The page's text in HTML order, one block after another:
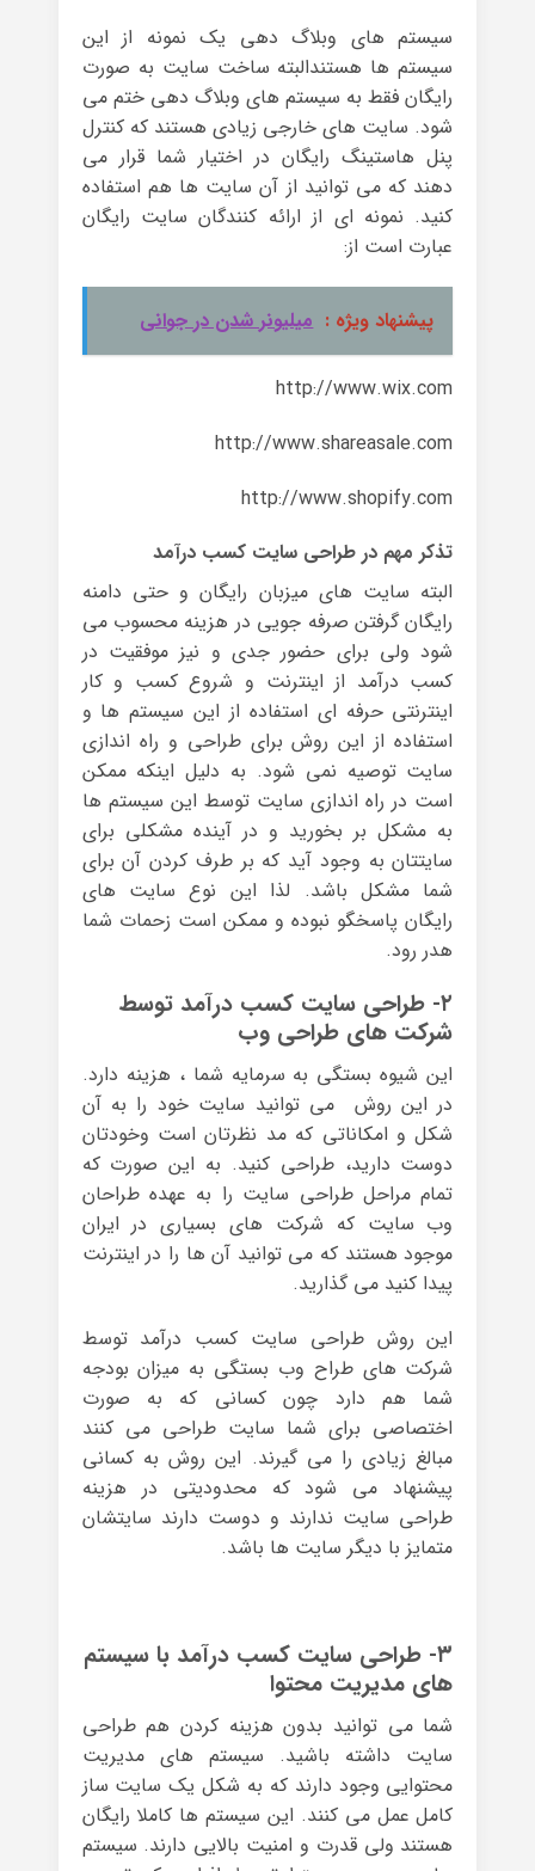
سیستم های وبلاگ دهی یک نمونه از این
سیستم ها هستندالبته ساخت سایت به صورت
رایگان فقط به سیستم های وبلاگ دهی ختم می
شود. سایت های خارجی زیادی هستند که کنترل
پنل هاستینگ رایگان در اختیار شما قرار می
دهند که می توانید از آن سایت ها هم استفاده
کنید. نمونه ای از ارائه کنندگان سایت رایگان
عبارت است از:
پیشنهاد ویژه : میلیونر شدن در جوانی
http://www.wix.com
http://www.shareasale.com
http://www.shopify.com
تذکر مهم در طراحی سایت کسب درآمد
البته سایت های میزبان رایگان و حتی دامنه
رایگان گرفتن صرفه جویی در هزینه محسوب می
شود ولی برای حضور جدی و نیز موفقیت در
کسب درآمد از اینترنت و شروع کسب و کار
اینترنتی حرفه ای استفاده از این سیستم ها و
استفاده از این روش برای طراحی و راه اندازی
سایت توصیه نمی شود. به دلیل اینکه ممکن
است در راه اندازی سایت توسط این سیستم ها
به مشکل بر بخورید و در آینده مشکلی برای
سایتتان به وجود آید که بر طرف کردن آن برای
شما مشکل باشد. لذا این نوع سایت های
رایگان پاسخگو نبوده و ممکن است زحمات شما
هدر رود.
۲- طراحی سایت کسب درآمد توسط
شرکت های طراحی وب
این شیوه بستگی به سرمایه شما ، هزینه دارد.
در این روش می توانید سایت خود را به آن
شکل و امکاناتی که مد نظرتان است وخودتان
دوست دارید، طراحی کنید. به این صورت که
تمام مراحل طراحی سایت را به عهده طراحان
وب سایت که شرکت های بسیاری در ایران
موجود هستند که می توانید آن ها را در اینترنت
پیدا کنید می گذارید.
این روش طراحی سایت کسب درآمد توسط
شرکت های طراح وب بستگی به میزان بودجه
شما هم دارد چون کسانی که به صورت
اختصاصی برای شما سایت طراحی می کنند
مبالغ زیادی را می گیرند. این روش به کسانی
پیشنهاد می شود که محدودیتی در هزینه
طراحی سایت ندارند و دوست دارند سایتشان
متمایز با دیگر سایت ها باشد.
۳- طراحی سایت کسب درآمد با سیستم
های مدیریت محتوا
شما می توانید بدون هزینه کردن هم طراحی
سایت داشته باشید. سیستم های مدیریت
محتوایی وجود دارند که به شکل یک سایت ساز
کامل عمل می کنند. این سیستم ها کاملا رایگان
هستند ولی قدرت و امنیت بالایی دارند. سیستم